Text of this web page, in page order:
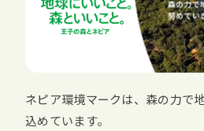
ネピア環境マークは、森の力で
込めています。